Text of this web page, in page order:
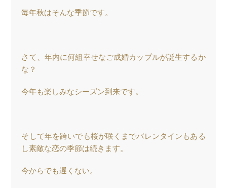
毎年秋はそんな季節です。
さて、年内に何組幸せなご成婚カップルが誕生するか
な？
今年も楽しみなシーズン到来です。
そして年を跨いでも桜が咲くまでバレンタインもある
し素敵な恋の季節は続きます。
今からでも遅くない。